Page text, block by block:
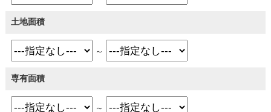
土地面積
～
専有面積
～